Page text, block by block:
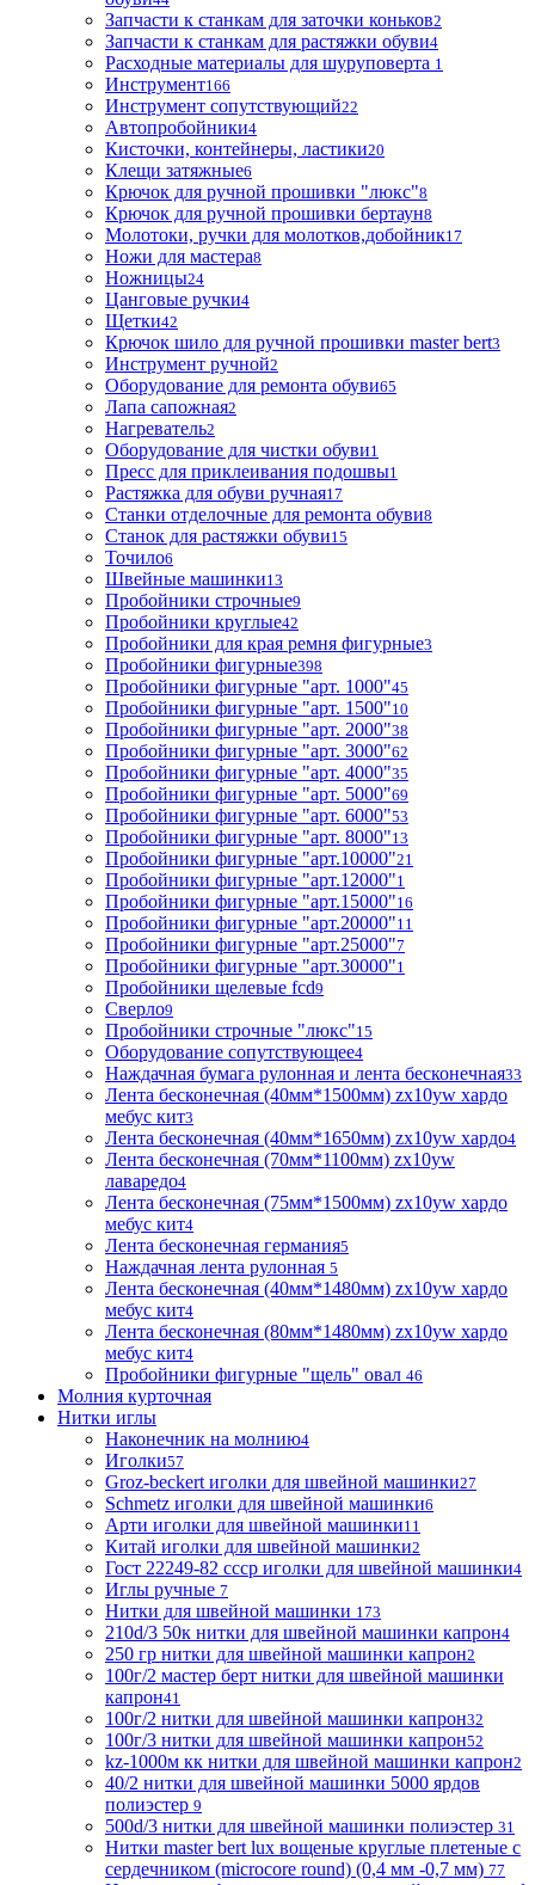
Запчасти к станкам для заточки коньков2
Запчасти к станкам для растяжки обуви4
Расходные материалы для шуруповерта 1
Инструмент166
Инструмент сопутствующий22
Автопробойники4
Кисточки, контейнеры, ластики20
Клещи затяжные6
Крючок для ручной прошивки "люкс"8
Крючок для ручной прошивки бертаун8
Молотоки, ручки для молотков,добойник17
Ножи для мастера8
Ножницы24
Цанговые ручки4
Щетки42
Крючок шило для ручной прошивки master bert3
Инструмент ручной2
Оборудование для ремонта обуви65
Лапа сапожная2
Нагреватель2
Оборудование для чистки обуви1
Пресс для приклеивания подошвы1
Растяжка для обуви ручная17
Станки отделочные для ремонта обуви8
Станок для растяжки обуви15
Точило6
Швейные машинки13
Пробойники строчные9
Пробойники круглые42
Пробойники для края ремня фигурные3
Пробойники фигурные398
Пробойники фигурные "арт. 1000"45
Пробойники фигурные "арт. 1500"10
Пробойники фигурные "арт. 2000"38
Пробойники фигурные "арт. 3000"62
Пробойники фигурные "арт. 4000"35
Пробойники фигурные "арт. 5000"69
Пробойники фигурные "арт. 6000"53
Пробойники фигурные "арт. 8000"13
Пробойники фигурные "арт.10000"21
Пробойники фигурные "арт.12000"1
Пробойники фигурные "арт.15000"16
Пробойники фигурные "арт.20000"11
Пробойники фигурные "арт.25000"7
Пробойники фигурные "арт.30000"1
Пробойники щелевые fcd9
Сверло9
Пробойники строчные "люкс"15
Оборудование сопутствующее4
Наждачная бумага рулонная и лента бесконечная33
Лента бесконечная (40мм*1500мм) zx10yw хардо
мебус кит3
Лента бесконечная (40мм*1650мм) zx10yw хардо4
Лента бесконечная (70мм*1100мм) zx10yw
лаваредо4
Лента бесконечная (75мм*1500мм) zx10yw хардо
мебус кит4
Лента бесконечная германия5
Наждачная лента рулонная 5
Лента бесконечная (40мм*1480мм) zx10yw хардо
мебус кит4
Лента бесконечная (80мм*1480мм) zx10yw хардо
мебус кит4
Пробойники фигурные "щель" овал 46
Молния курточная
Нитки иглы
Наконечник на молнию4
Иголки57
Groz-beckert иголки для швейной машинки27
Schmetz иголки для швейной машинки6
Арти иголки для швейной машинки11
Китай иголки для швейной машинки2
Гост 22249-82 ссср иголки для швейной машинки4
Иглы ручные 7
Нитки для швейной машинки 173
210d/3 50к нитки для швейной машинки капрон4
250 гр нитки для швейной машинки капрон2
100г/2 мастер берт нитки для швейной машинки
капрон41
100г/2 нитки для швейной машинки капрон32
100г/3 нитки для швейной машинки капрон52
kz-1000м кк нитки для швейной машинки капрон2
40/2 нитки для швейной машинки 5000 ярдов
полиэстер 9
500d/3 нитки для швейной машинки полиэстер 31
Нитки master bert lux вощеные круглые плетеные с
сердечником (microcore round) (0,4 мм -0,7 мм) 77